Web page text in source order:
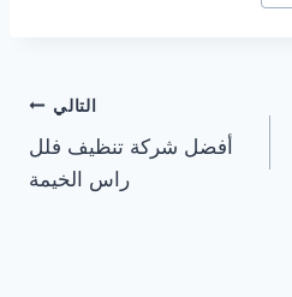
التالي
أفضل شركة تنظيف فلل
راس الخيمة